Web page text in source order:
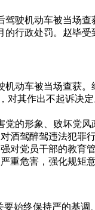
驾驶机动车被当场
的行政处罚。赵毕受
机动车被当场查获。
对其作出不起诉决
的形象、败坏党风
酒驾醉驾违法犯罪
对党员干部的教育
重危害，强化规矩
始终保持严的基调